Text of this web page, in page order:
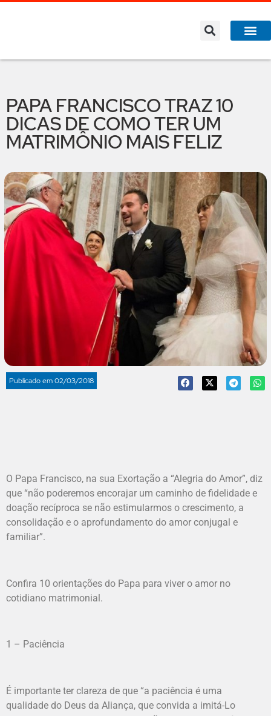
PAPA FRANCISCO TRAZ 10
DICAS DE COMO TER UM
MATRIMÔNIO MAIS FELIZ
Publicado em02/03/2018
O Papa Francisco, na sua Exortação a “Alegria do Amor”, diz
que “não poderemos encorajar um caminho de fidelidade e
doação recíproca se não estimularmos o crescimento, a
consolidação e o aprofundamento do amor conjugal e
familiar”.
Confira 10 orientações do Papa para viver o amor no
cotidiano matrimonial.
1 – Paciência
É importante ter clareza de que “a paciência é uma
qualidade do Deus da Aliança, que convida a imitá-Lo